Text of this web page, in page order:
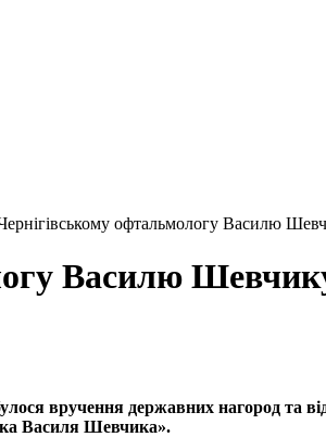
офтальмологу Василю
Василю
вручення державних нагород
Василя Шевчика».